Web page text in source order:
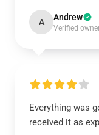
A Andrew
Verified
Everything was
received it as